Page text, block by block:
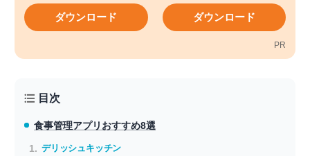
ダウンロード ダウンロード
PR
目次
食事管理アプリ おすすめ8選
デリッシュキッチン